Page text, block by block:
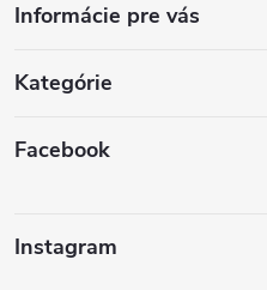
Informácie pre vás
Kategórie
Facebook
Instagram